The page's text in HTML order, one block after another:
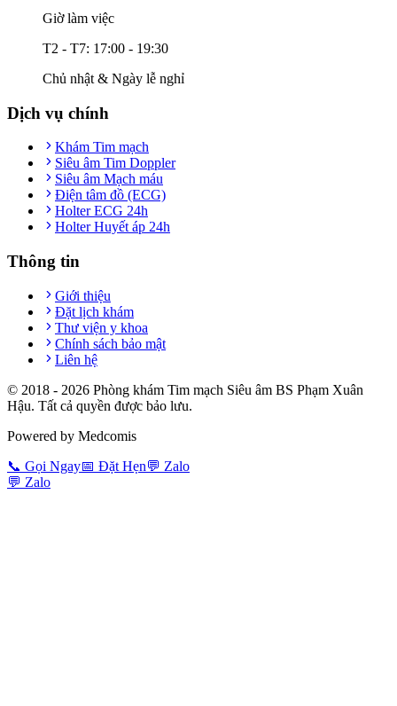
Giờ làm việc
T2 - T7: 17:00 - 19:30
Chủ nhật & Ngày lễ nghỉ
Dịch vụ chính
Khám Tim mạch
Siêu âm Tim Doppler
Siêu âm Mạch máu
Điện tâm đồ (ECG)
Holter ECG 24h
Holter Huyết áp 24h
Thông tin
Giới thiệu
Đặt lịch khám
Thư viện y khoa
Chính sách bảo mật
Liên hệ
© 2018 - 2026 Phòng khám Tim mạch Siêu âm BS Phạm Xuân
Hậu. Tất cả quyền được bảo lưu.
Powered by Medcomis
📞 Gọi Ngay📅 Đặt Hẹn💬 Zalo
💬 Zalo